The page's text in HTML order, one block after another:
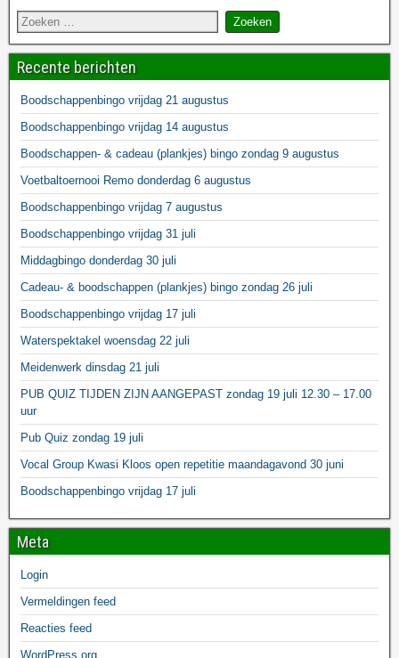
Recente berichten
Boodschappenbingo vrijdag 21 augustus
Boodschappenbingo vrijdag 14 augustus
Boodschappen- & cadeau (plankjes) bingo zondag 9 augustus
Voetbaltoernooi Remo donderdag 6 augustus
Boodschappenbingo vrijdag 7 augustus
Boodschappenbingo vrijdag 31 juli
Middagbingo donderdag 30 juli
Cadeau- & boodschappen (plankjes) bingo zondag 26 juli
Boodschappenbingo vrijdag 17 juli
Waterspektakel woensdag 22 juli
Meidenwerk dinsdag 21 juli
PUB QUIZ TIJDEN ZIJN AANGEPAST zondag 19 juli 12.30 – 17.00
uur
Pub Quiz zondag 19 juli
Vocal Group Kwasi Kloos open repetitie maandagavond 30 juni
Boodschappenbingo vrijdag 17 juli
Meta
Login
Vermeldingen feed
Reacties feed
WordPress.org